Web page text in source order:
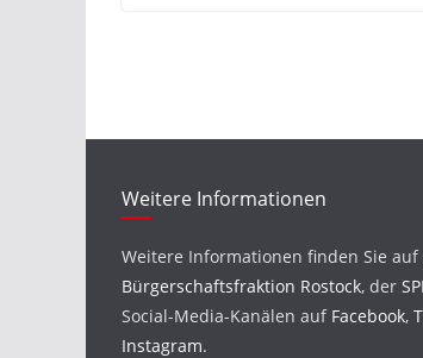
Weitere Informationen
Weitere Informationen finden Sie
Bürgerschaftsfraktion Rostock, der
Social-Media-Kanälen auf Facebook,
Instagram.